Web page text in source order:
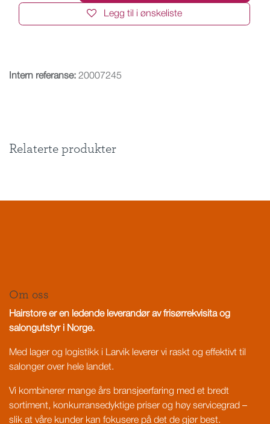
Legg til i ønskeliste
Intern referanse: 20007245
Relaterte produkter
Om oss
Hairstore er en ledende leverandør av frisørrekvisita og
salongutstyr i Norge.
Med lager og logistikk i Larvik leverer vi raskt og effektivt til
salonger over hele landet.
Vi kombinerer mange års bransjeerfaring med et bredt
sortiment, konkurransedyktige priser og høy servicegrad –
slik at våre kunder kan fokusere på det de gjør best.